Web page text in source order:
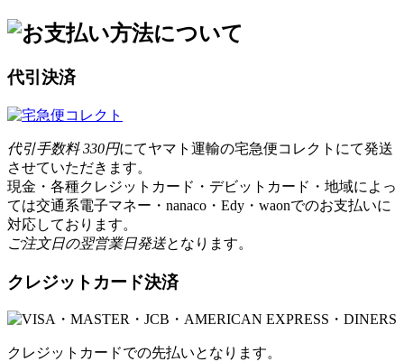
代引決済
代引手数料 330円にてヤマト運輸の宅急便コレクトにて発送
させていただきます。
現金・各種クレジットカード・デビットカード・地域によっ
ては交通系電子マネー・nanaco・Edy・waonでのお支払いに
対応しております。
ご注文日の翌営業日発送となります。
クレジットカード決済
クレジットカードでの先払いとなります。